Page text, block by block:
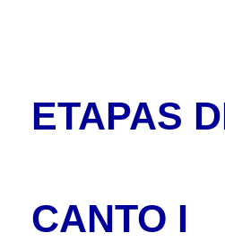
ETAPAS
CANTO I